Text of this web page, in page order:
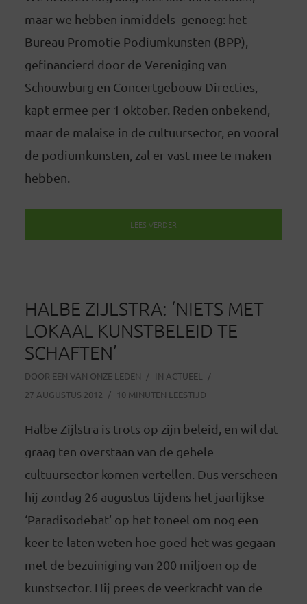
maar we hebben inmiddels genoeg: het
Bureau Promotie Podiumkunsten (BPP),
gefinancierd door de Vereniging van
Schouwburg en Concertgebouw Directies,
kapt ermee per 1 oktober. Reden onbekend,
maar de malaise in de cultuursector, en vooral
de podiumkunsten, zal er vast mee te maken
hebben.
LEES VERDER
HALBE ZIJLSTRA: ‘NIETS MET
LOKAAL KUNSTBELEID TE
SCHAFTEN’
DOOR EEN VAN ONZE LEDEN IN ACTUEEL
27 AUGUSTUS 2012
10 MINUTEN LEESTIJD
Halbe Zijlstra is trots op zijn beleid, en wil dat
graag ten overstaan van de gehele
cultuursector komen vertellen. Dus verscheen
hij zondag 26 augustus tijdens het jaarlijkse
‘Paradisodebat’ op het toneel om nog een
keer te laten weten hoe goed het was gegaan
met de bezuiniging van 200 miljoen op de
kunstsector. Hij prees de veerkracht van de